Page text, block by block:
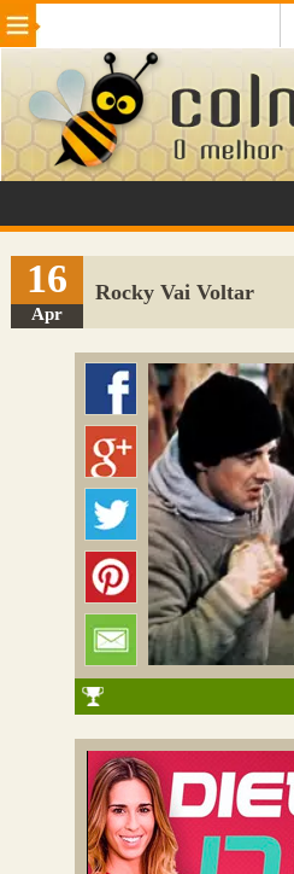
Beleza Cinema e TV
Internet Jogos NotÃ­cias
VeÃ­culos Adulto
Sugerir Link
Adicionar Blog
Colmeia Exchange
Perguntas Frequentes
16
Apr
Rocky Vai Voltar